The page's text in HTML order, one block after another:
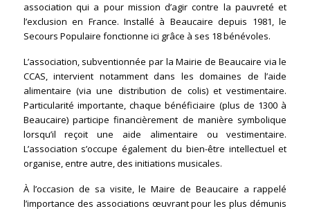
association qui a pour mission d’agir contre la pauvreté et
l’exclusion en France. Installé à Beaucaire depuis 1981, le
Secours Populaire fonctionne ici grâce à ses 18 bénévoles.
L’association, subventionnée par la Mairie de Beaucaire via le
CCAS, intervient notamment dans les domaines de l’aide
alimentaire (via une distribution de colis) et vestimentaire.
Particularité importante, chaque bénéficiaire (plus de 1300 à
Beaucaire) participe financièrement de manière symbolique
lorsqu’il reçoit une aide alimentaire ou vestimentaire.
L’association s’occupe également du bien-être intellectuel et
organise, entre autre, des initiations musicales.
À l’occasion de sa visite, le Maire de Beaucaire a rappelé
l’importance des associations œuvrant pour les plus démunis